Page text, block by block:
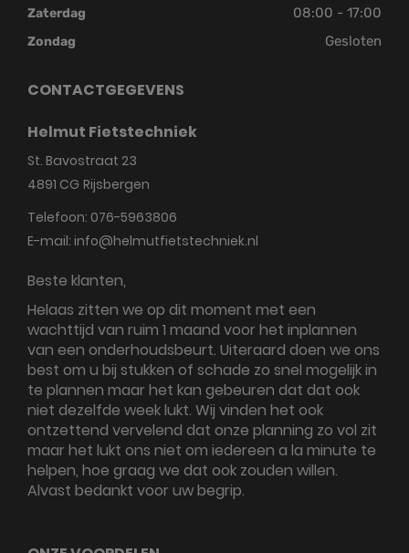
Zaterdag 08:00 - 17:00
Zondag Gesloten
CONTACTGEGEVENS
Helmut Fietstechniek
St. Bavostraat 23
4891 CG Rijsbergen
Telefoon: 076-5963806
E-mail: info@helmutfietstechniek.nl
Beste klanten,
Helaas zitten we op dit moment met een
wachttijd van ruim 1 maand voor het inplannen
van een onderhoudsbeurt. Uiteraard doen we ons
best om u bij stukken of schade zo snel mogelijk in
te plannen maar het kan gebeuren dat dat ook
niet dezelfde week lukt. Wij vinden het ook
ontzettend vervelend dat onze planning zo vol zit
maar het lukt ons niet om iedereen a la minute te
helpen, hoe graag we dat ook zouden willen.
Alvast bedankt voor uw begrip.